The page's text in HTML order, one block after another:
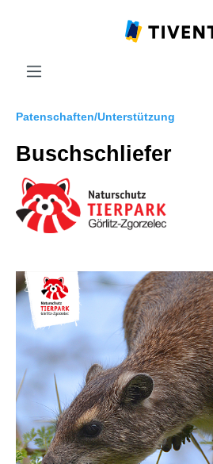
Patenschaften/Unterstützung
Buschschliefer